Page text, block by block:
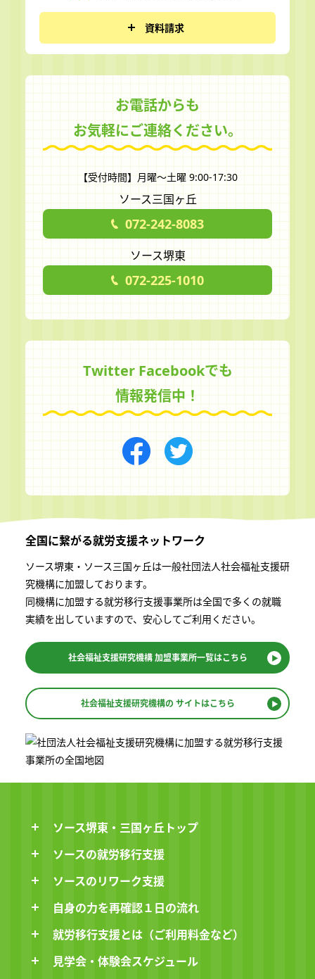
資料請求
お電話からも
お気軽にご連絡ください。
【受付時間】月曜～土曜 9:00-17:30
ソース三国ヶ丘
072-242-8083
ソース堺東
072-225-1010
Twitter Facebookでも
情報発信中！
全国に繋がる就労支援ネットワーク
ソース堺東・ソース三国ヶ丘は一般社団法⼈社会福祉⽀援研
究機構に加盟しております。
同機構に加盟する就労移⾏⽀援事業所は全国で多くの就職
実績を出していますので、安⼼してご利⽤ください。
社会福祉支援研究機構加盟事業所一覧はこちら
社会福祉支援研究機構の サイトはこちら
ソース堺東・三国ヶ丘トップ
ソースの就労移行支援
ソースのリワーク支援
自身の力を再確認１日の流れ
就労移行支援とは（ご利用料金など）
見学会・体験会スケジュール